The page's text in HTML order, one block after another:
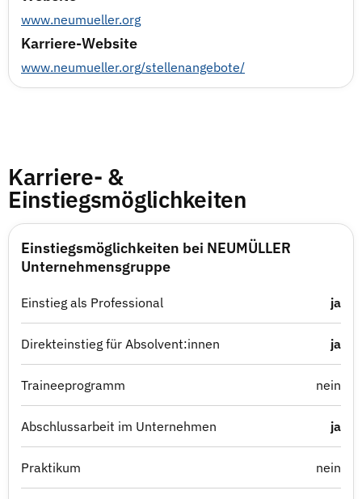
www.neumueller.org
Karriere-Website
www.neumueller.org/stellenangebote/
Karriere- &
Einstiegsmöglichkeiten
Einstiegsmöglichkeiten bei NEUMÜLLER
Unternehmensgruppe
Einstieg als Professional ja
Direkteinstieg für Absolvent:innen ja
Traineeprogramm nein
Abschlussarbeit im Unternehmen ja
Praktikum nein